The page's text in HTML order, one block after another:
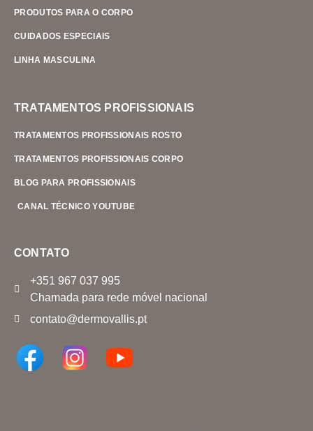
PRODUTOS PARA O CORPO
CUIDADOS ESPECIAIS
LINHA MASCULINA
TRATAMENTOS PROFISSIONAIS
TRATAMENTOS PROFISSIONAIS ROSTO
TRATAMENTOS PROFISSIONAIS CORPO
BLOG PARA PROFISSIONAIS
CANAL TÉCNICO YOUTUBE
CONTATO
+351 967 037 995
Chamada para rede móvel nacional
contato@dermovallis.pt